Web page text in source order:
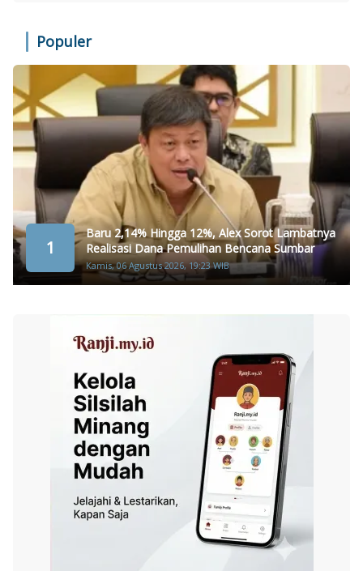
Populer
1
Baru 2,14% Hingga 12%, Alex Sorot Lambatnya
Realisasi Dana Pemulihan Bencana Sumbar
Kamis, 06 Agustus 2026, 19:23 WIB